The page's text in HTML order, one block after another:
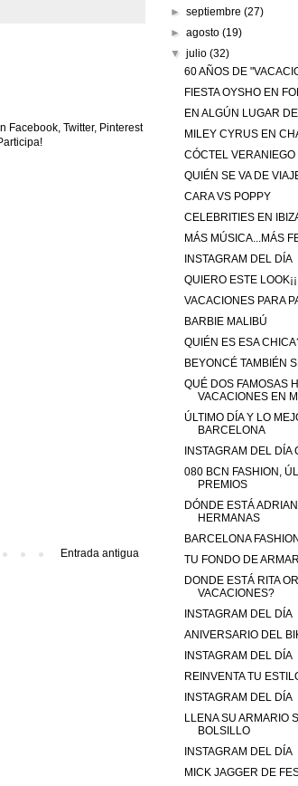
Facebook, Twitter, Pinterest
Entrada antigua
►septiembre(27)
►agosto(19)
▼julio(32)
60 AÑOS DE
FIESTA OYSHO EN
EN ALGÚN LUGAR
MILEY CYRUS EN
CÓCTEL VERANIEGO
QUIÉN SE VA DE
CARA VS POPPY
CELEBRITIES EN
MÁS MÚSICA...MÁS
INSTAGRAM DEL DÍA
QUIERO ESTE
VACACIONES PARA
BARBIE MALIBÚ
QUIÉN ES ESA
BEYONCÉ TAMBIÉN
QUÉ DOS FAMOSAS
VACACIONES EN
ÚLTIMO DÍA Y LO
BARCELONA
INSTAGRAM DEL DÍA
080 BCN FASHION,
PREMIOS
DÓNDE ESTÁ
HERMANAS
BARCELONA
TU FONDO DE
DONDE ESTÁ RITA
VACACIONES?
INSTAGRAM DEL DÍA
ANIVERSARIO DEL
INSTAGRAM DEL DÍA
REINVENTA TU
INSTAGRAM DEL DÍA
LLENA SU ARMARIO
BOLSILLO
INSTAGRAM DEL DÍA
MICK JAGGER DE